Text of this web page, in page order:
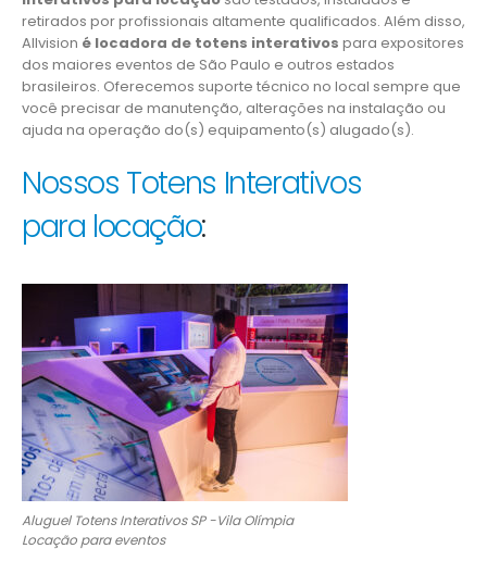
retirados por profissionais altamente qualificados. Além disso,
Allvision é locadora de totens interativos para expositores
dos maiores eventos de São Paulo e outros estados
brasileiros. Oferecemos suporte técnico no local sempre que
você precisar de manutenção, alterações na instalação ou
ajuda na operação do(s) equipamento(s) alugado(s).
Nossos Totens Interativos
para locação:
Aluguel Totens Interativos SP -Vila Olímpia
Locação para eventos